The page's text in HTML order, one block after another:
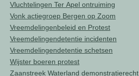
Vluchtelingen Ter Apel ontruiming
Vonk actiegroep Bergen op Zoom
Vreemdelingenbeleid en Protest
Vreemdelingendetentie incidenten
Vreemdelingendetentie schetsen
Wijster boeren protest
Zaanstreek Waterland demonstratierecht